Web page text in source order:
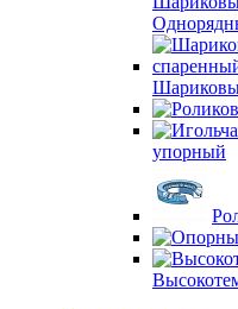
упорный